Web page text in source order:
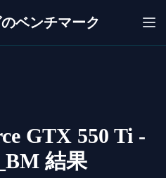
ベンチマーク
GTX 550 Ti -
結果